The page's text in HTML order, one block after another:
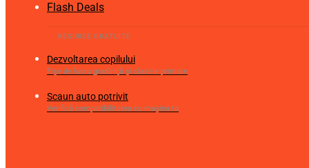
Flash Deals
Dezvoltarea copilului
Fișe de lucru gradiniță și clasele primare
Scaun auto potrivit
Verifică compatibilitatea cu mașina ta